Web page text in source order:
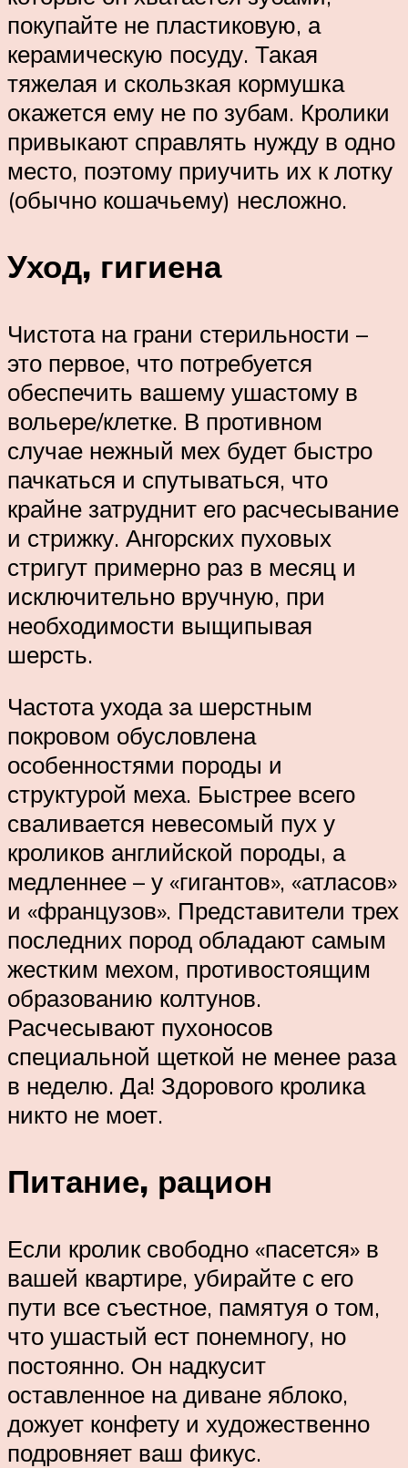
покупайте не пластиковую, а
керамическую посуду. Такая
тяжелая и скользкая кормушка
окажется ему не по зубам. Кролики
привыкают справлять нужду в одно
место, поэтому приучить их к лотку
(обычно кошачьему) несложно.
Уход, гигиена
Чистота на грани стерильности –
это первое, что потребуется
обеспечить вашему ушастому в
вольере/клетке. В противном
случае нежный мех будет быстро
пачкаться и спутываться, что
крайне затруднит его расчесывание
и стрижку. Ангорских пуховых
стригут примерно раз в месяц и
исключительно вручную, при
необходимости выщипывая
шерсть.
Частота ухода за шерстным
покровом обусловлена
особенностями породы и
структурой меха. Быстрее всего
сваливается невесомый пух у
кроликов английской породы, а
медленнее – у «гигантов», «атласов»
и «французов». Представители трех
последних пород обладают самым
жестким мехом, противостоящим
образованию колтунов.
Расчесывают пухоносов
специальной щеткой не менее раза
в неделю. Да! Здорового кролика
никто не моет.
Питание, рацион
Если кролик свободно «пасется» в
вашей квартире, убирайте с его
пути все съестное, памятуя о том,
что ушастый ест понемногу, но
постоянно. Он надкусит
оставленное на диване яблоко,
дожует конфету и художественно
подровняет ваш фикус.